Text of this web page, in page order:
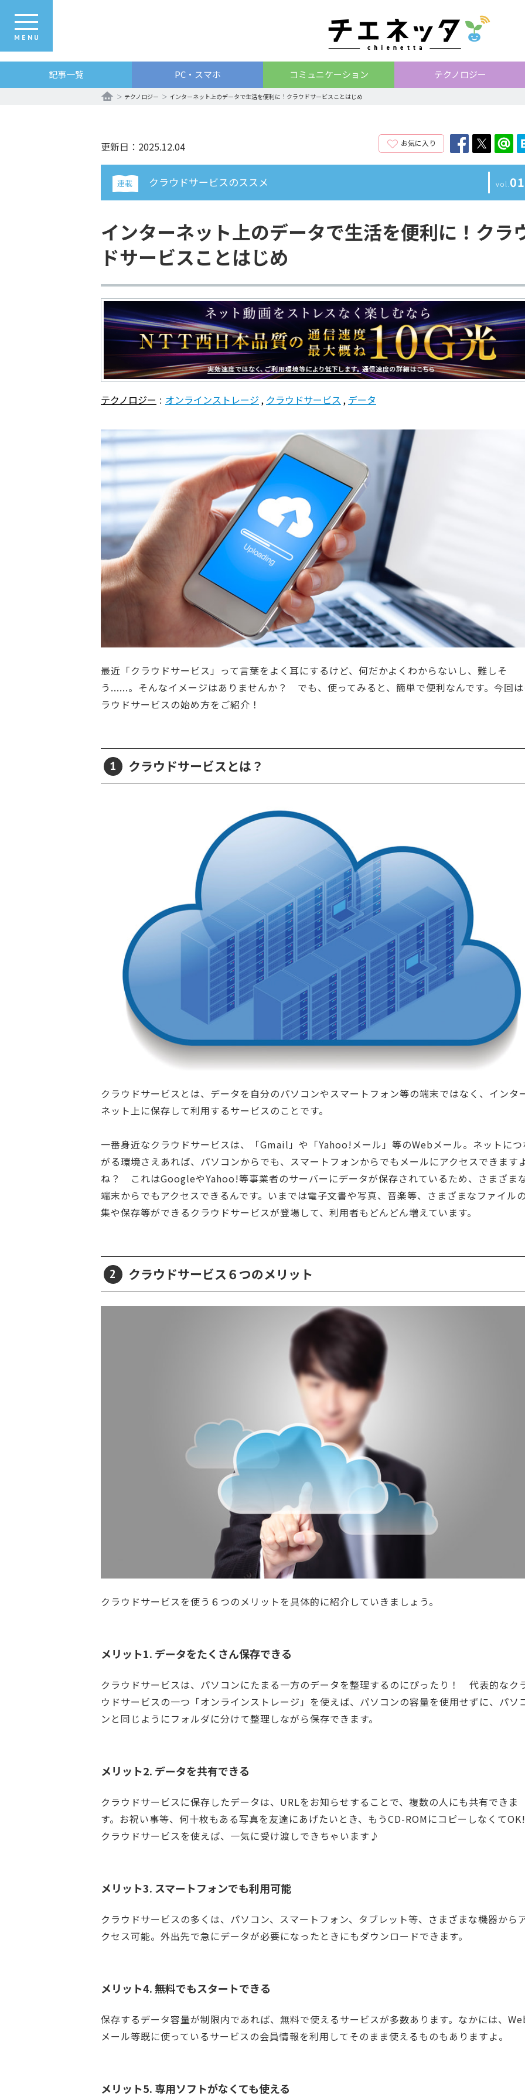
記事一覧 PC・スマホ コミュニケーション テクノロジー
MENU
テクノロジー インターネット上のデータで生活を便利に！クラウドサービスことはじめ
更新日：2025.12.04 お気に入り
連載 クラウドサービスのススメ vol. 01
インターネット上のデータで生活を便利に！クラ
ドサービスことはじめ
テクノロジー オンラインストレージ クラウドサービス データ
最近「クラウドサービス」って言葉をよく耳にするけど、何だかよくわからないし、難しそ
う......。そんなイメージはありませんか？ でも、使ってみると、簡単で便利なんです。今回
ラウドサービスの始め方をご紹介！
1 クラウドサービスとは？
クラウドサービスとは、データを自分のパソコンやスマートフォン等の端末ではなく、インタ
ネット上に保存して利用するサービスのことです。
一番身近なクラウドサービスは、「Gmail」や「Yahoo!メール」等のWebメール。ネットに
がる環境さえあれば、パソコンからでも、スマートフォンからでもメールにアクセスできます
ね？ これはGoogleやYahoo!等事業者のサーバーにデータが保存されているため、さまざま
端末からでもアクセスできるんです。いまでは電子文書や写真、音楽等、さまざまなファイル
集や保存等ができるクラウドサービスが登場して、利用者もどんどん増えています。
2 クラウドサービス６つのメリット
クラウドサービスを使う６つのメリットを具体的に紹介していきましょう。
メリット1. データをたくさん保存できる
クラウドサービスは、パソコンにたまる一方のデータを整理するのにぴったり！ 代表的なク
ウドサービスの一つ「オンラインストレージ」を使えば、パソコンの容量を使用せずに、パソ
ンと同じようにフォルダに分けて整理しながら保存できます。
メリット2. データを共有できる
クラウドサービスに保存したデータは、URLをお知らせすることで、複数の人にも共有できま
す。お祝い事等、何十枚もある写真を友達にあげたいとき、もうCD-ROMにコピーしなくて
クラウドサービスを使えば、一気に受け渡しできちゃいます♪
メリット3. スマートフォンでも利用可能
クラウドサービスの多くは、パソコン、スマートフォン、タブレット等、さまざまな機器から
クセス可能。外出先で急にデータが必要になったときにもダウンロードできます。
メリット4. 無料でもスタートできる
保存するデータ容量が制限内であれば、無料で使えるサービスが多数あります。なかには、
メール等既に使っているサービスの会員情報を利用してそのまま使えるものもありますよ。
メリット5. 専用ソフトがなくても使える